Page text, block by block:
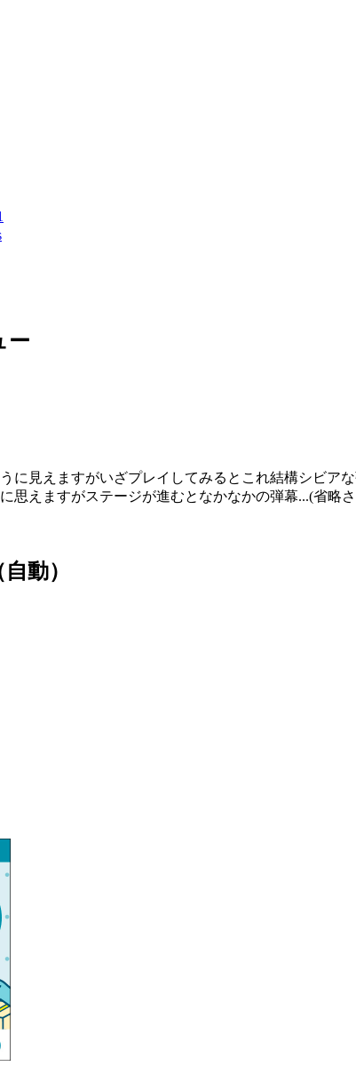
ー
に見えますがいざプレイしてみるとこれ結構シビアな
思えますがステージが進むとなかなかの弾幕...(省略
動）